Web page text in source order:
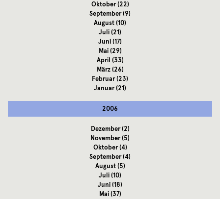
Oktober(22)
September(9)
August(10)
Juli(21)
Juni(17)
Mai(29)
April (33)
März(26)
Februar(23)
Januar(21)
2006
Dezember(2)
November(5)
Oktober(4)
September(4)
August(5)
Juli(10)
Juni(18)
Mai(37)